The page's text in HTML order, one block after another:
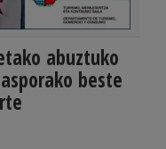
abuztuko
beste